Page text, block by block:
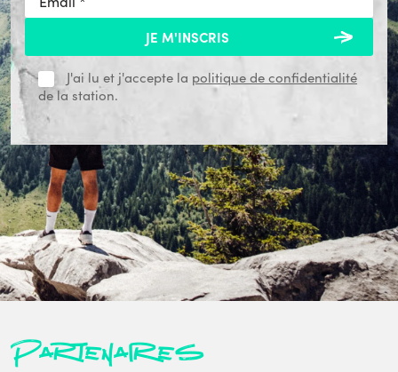
J'ai lu et j'accepte la politique de confidentialité
de la station.
Partenaires